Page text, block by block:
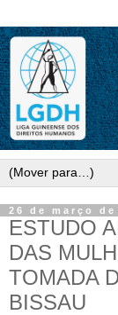
26 de março de
ESTUDO
DAS
TOMADA
BISSAU